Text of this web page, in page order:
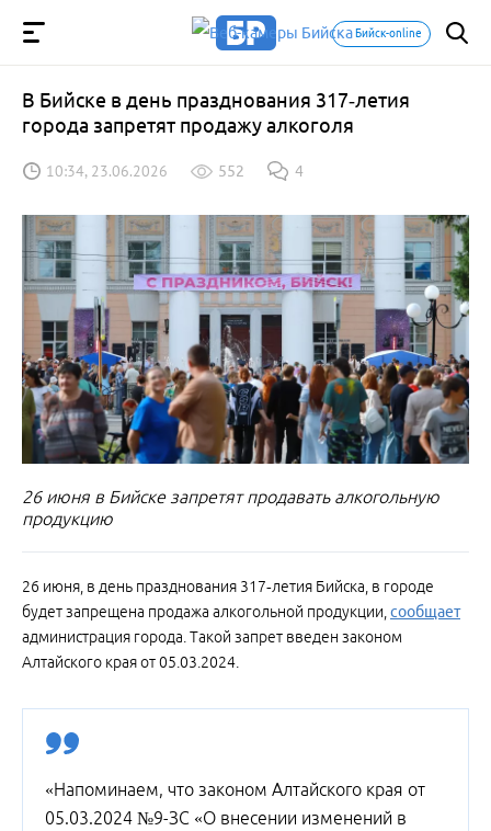
Бийск-online
В Бийске в день празднования 317‑летия
города запретят продажу алкоголя
10:34, 23.06.2026 552 4
26 июня в Бийске запретят продавать алкогольную
продукцию
26 июня, в день празднования 317‑летия Бийска, в городе
будет запрещена продажа алкогольной продукции,сообщает
администрация города. Такой запрет введен законом
Алтайского края от 05.03.2024.
«Напоминаем, что законом Алтайского края от
05.03.2024 №9-ЗС «О внесении изменений в